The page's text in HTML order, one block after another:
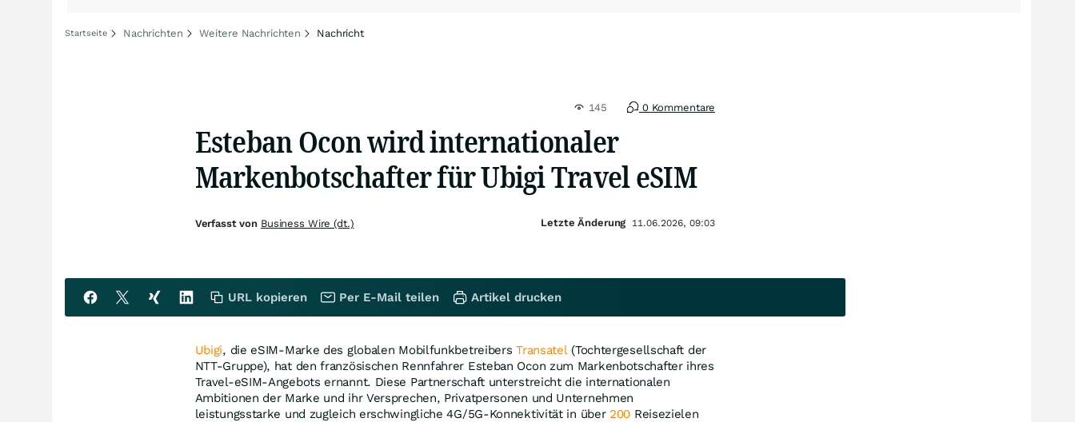
Startseite Nachrichten Weitere Nachrichten Nachricht
145 0 Kommentare
Esteban Ocon wird internationaler
Markenbotschafter für Ubigi Travel eSIM
Ubigi, die eSIM-Marke des globalen MobilfunkbetreibersTransatel(Tochtergesellschaft der
NTT-Gruppe), hat den französischen Rennfahrer Esteban Ocon zum Markenbotschafter ihres
Travel-eSIM-Angebots ernannt. Diese Partnerschaft unterstreicht die internationalen
Ambitionen der Marke und ihr Versprechen, Privatpersonen und Unternehmen
leistungsstarke und zugleich erschwingliche 4G/5G-Konnektivität in über 200 Reisezielen
Verfasst von Business Wire (dt.) Letzte Änderung 11.06.2026, 09:03
URL kopieren Per E-Mail teilen Artikel drucken